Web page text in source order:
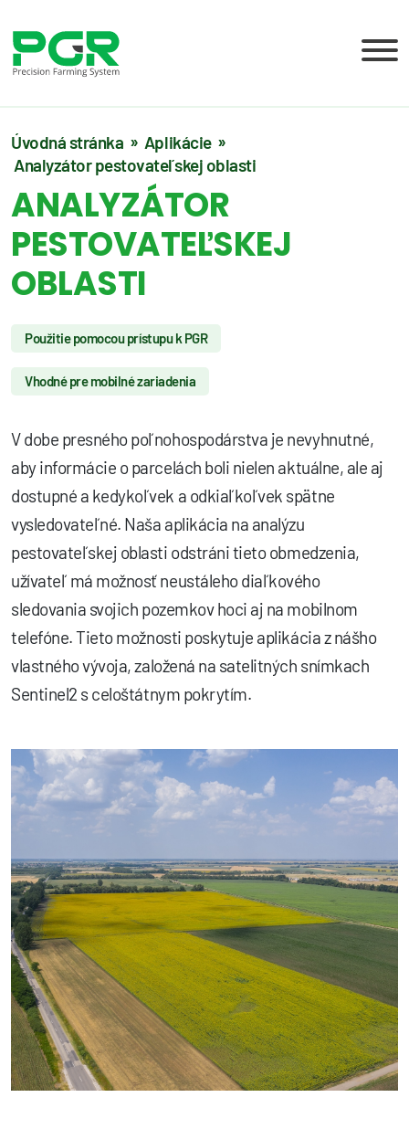
Úvodná stránka
Aplikácie
Analyzátor pestovateľskej oblasti
ANALYZÁTOR
PESTOVATEĽSKEJ
OBLASTI
Použitie pomocou prístupu k PGR
Vhodné pre mobilné zariadenia
V dobe presného poľnohospodárstva je nevyhnutné,
aby informácie o parcelách boli nielen aktuálne, ale aj
dostupné a kedykoľvek a odkiaľkoľvek spätne
vysledovateľné. Naša aplikácia na analýzu
pestovateľskej oblasti odstráni tieto obmedzenia,
užívateľ má možnosť neustáleho diaľkového
sledovania svojich pozemkov hoci aj na mobilnom
telefóne. Tieto možnosti poskytuje aplikácia z nášho
vlastného vývoja, založená na satelitných snímkach
Sentinel2 s celoštátnym pokrytím.